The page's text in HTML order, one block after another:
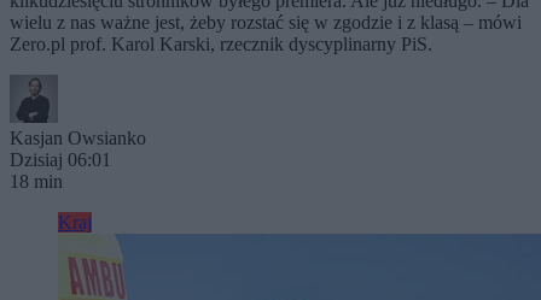
wielu z nas ważne jest, żeby rozstać się w zgodzie i z klasą – mówi
Zero.pl prof. Karol Karski, rzecznik dyscyplinarny PiS.
Kasjan Owsianko
Dzisiaj 06:01
18 min
Kraj